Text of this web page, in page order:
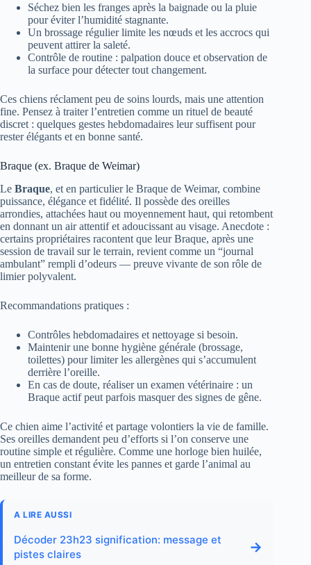
Séchez bien les franges après la baignade ou la pluie
pour éviter l’humidité stagnante.
Un brossage régulier limite les nœuds et les accrocs qui
peuvent attirer la saleté.
Contrôle de routine : palpation douce et observation de
la surface pour détecter tout changement.
Ces chiens réclament peu de soins lourds, mais une attention
fine. Pensez à traiter l’entretien comme un rituel de beauté
discret : quelques gestes hebdomadaires leur suffisent pour
rester élégants et en bonne santé.
Braque (ex. Braque de Weimar)
Le Braque, et en particulier le Braque de Weimar, combine
puissance, élégance et fidélité. Il possède des oreilles
arrondies, attachées haut ou moyennement haut, qui retombent
en donnant un air attentif et adoucissant au visage. Anecdote :
certains propriétaires racontent que leur Braque, après une
session de travail sur le terrain, revient comme un “journal
ambulant” rempli d’odeurs — preuve vivante de son rôle de
limier polyvalent.
Recommandations pratiques :
Contrôles hebdomadaires et nettoyage si besoin.
Maintenir une bonne hygiène générale (brossage,
toilettes) pour limiter les allergènes qui s’accumulent
derrière l’oreille.
En cas de doute, réaliser un examen vétérinaire : un
Braque actif peut parfois masquer des signes de gêne.
Ce chien aime l’activité et partage volontiers la vie de famille.
Ses oreilles demandent peu d’efforts si l’on conserve une
routine simple et régulière. Comme une horloge bien huilée,
un entretien constant évite les pannes et garde l’animal au
meilleur de sa forme.
A LIRE AUSSI
Décoder 23h23 signification: message et
pistes claires
→